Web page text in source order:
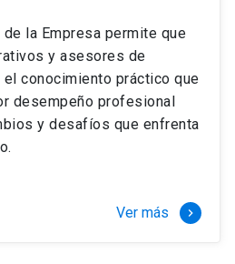
la Empresa permite que
y asesores de
conocimiento práctico que
desempeño profesional
y desafíos que enfrenta
Ver más keyboard_arrow_right